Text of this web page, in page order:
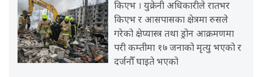
किएभ । युक्रेनी अधिकारीले रातभर
किएभ र आसपासका क्षेत्रमा रुसले
गरेको क्षेप्यास्त्र तथा ड्रोन आक्रमणमा
परी कम्तीमा १७ जनाको मृत्यु भएको र
दर्जनौँ घाइते भएको